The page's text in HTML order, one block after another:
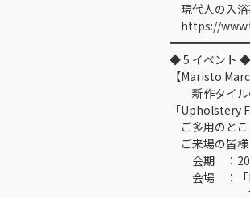
現代人の入
https://
◆ 5.イベント ◆
【Maristo
新作タイル
「Upholstery
ご多用のとこ
ご来場の皆様
会期 ：
会場 ：「
東京都港